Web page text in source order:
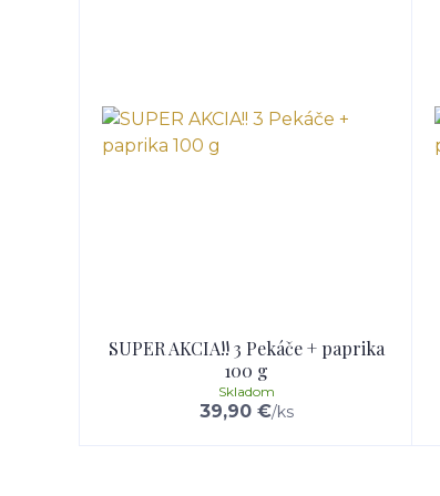
SUPER AKCIA!! 3 Pekáče + paprika
100 g
39,90 €/ks
Skladom